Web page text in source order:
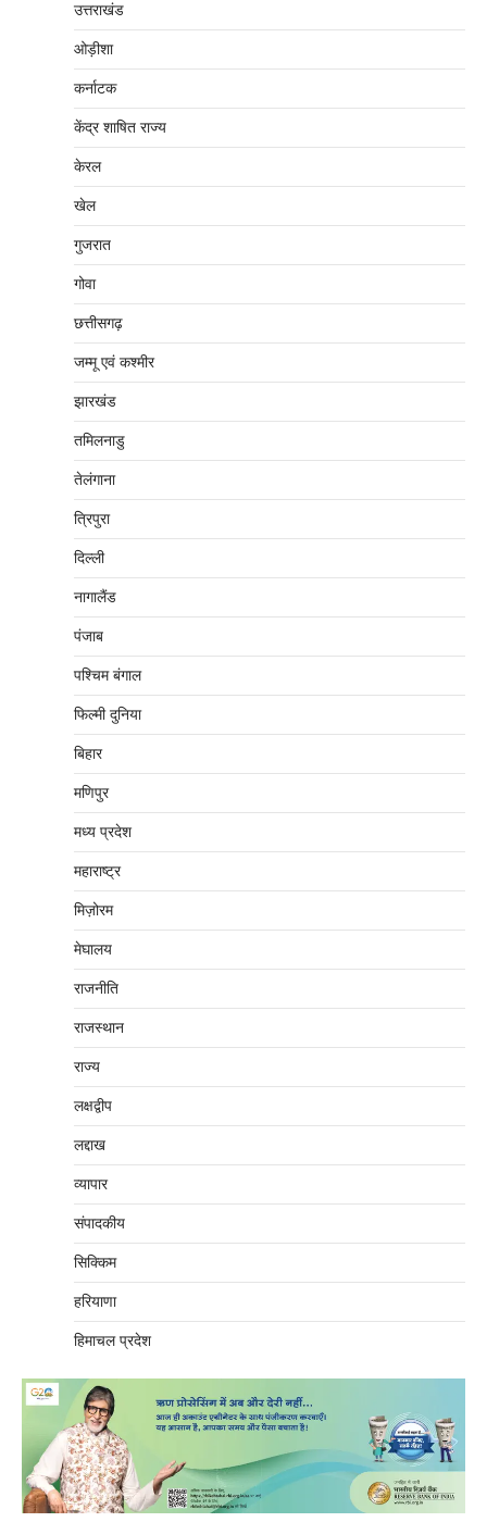
उत्तराखंड
ओड़ीशा
कर्नाटक
केंद्र शाषित राज्य
केरल
खेल
गुजरात
गोवा
छत्तीसगढ़
जम्‍मू एवं कश्‍मीर
झारखंड
तमिलनाडु
तेलंगाना
त्रिपुरा
दिल्‍ली
नागालैंड
पंजाब
पश्चिम बंगाल
फिल्मी दुनिया
बिहार
मणिपुर
मध्‍य प्रदेश
महाराष्‍ट्र
मिज़ोरम
मेघालय
राजनीति
राजस्थान
राज्य
लक्षद्वीप
लद्दाख
व्यापार
संपादकीय
सिक्किम
हरियाणा
हिमाचल प्रदेश